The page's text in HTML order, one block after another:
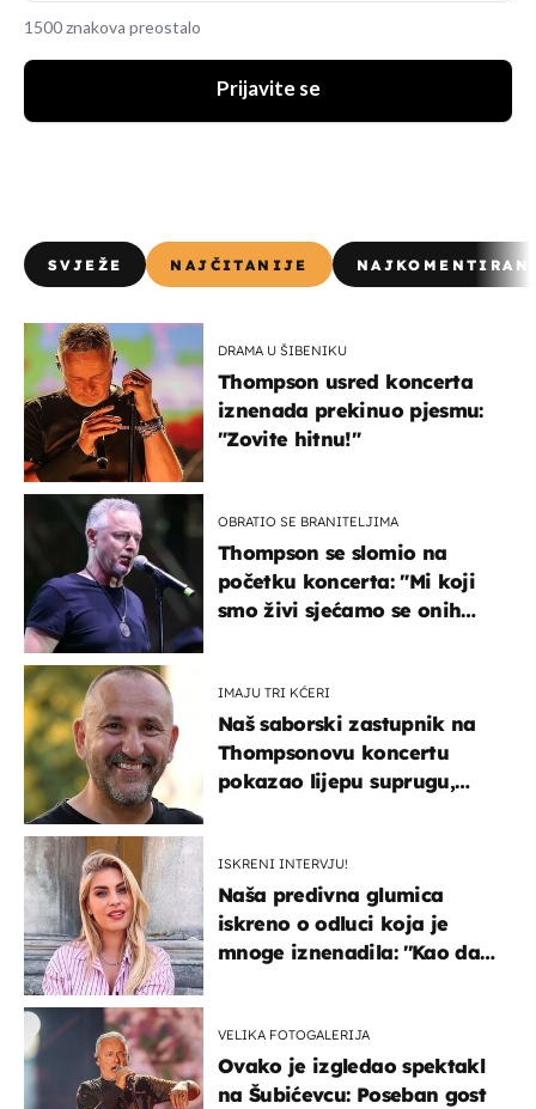
1500 znakova preostalo
Prijavite se
SVJEŽE NAJČITANIJE
DRAMA U ŠIBENIKU
Thompson usred koncerta
iznenada prekinuo pjesmu:
"Zovite hitnu!"
OBRATIO SE BRANITELJIMA
Thompson se slomio na
početku koncerta: "Mi koji
smo živi sjećamo se onih
IMAJU TRI KĆERI
Naš saborski zastupnik na
Thompsonovu koncertu
pokazao lijepu suprugu,
ISKRENI INTERVJU!
Naša predivna glumica
iskreno o odluci koja je
mnoge iznenadila: ''Kao da
VELIKA FOTOGALERIJA
Ovako je izgledao spektakl
na Šubićevcu: Poseban gost